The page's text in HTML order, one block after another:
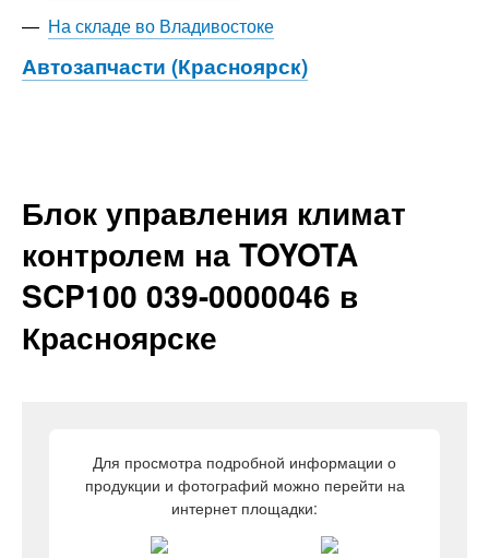
— На складе во Владивостоке
Автозапчасти (Красноярск)
Блок управления климат
контролем на TOYOTA
SCP100 039-0000046 в
Красноярске
Для просмотра подробной информации о
продукции и фотографий можно перейти на
интернет площадки: